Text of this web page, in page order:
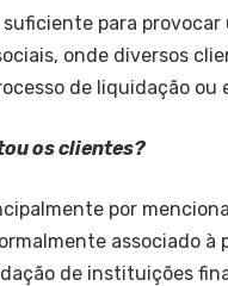
para provocar
onde diversos
de liquidação ou
os clientes?
por
associado à
de instituições